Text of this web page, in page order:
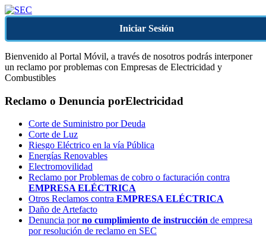
Iniciar Sesión
Bienvenido al Portal Móvil, a través de nosotros podrás interponer
un reclamo por problemas con Empresas de Electricidad y
Combustibles
Reclamo o Denuncia porElectricidad
Corte de Suministro por Deuda
Corte de Luz
Riesgo Eléctrico en la vía Pública
Energías Renovables
Electromovilidad
Reclamo por Problemas de cobro o facturación contra
EMPRESA ELÉCTRICA
Otros Reclamos contra EMPRESA ELÉCTRICA
Daño de Artefacto
Denuncia porno cumplimiento de instrucción de empresa
por resolución de reclamo en SEC